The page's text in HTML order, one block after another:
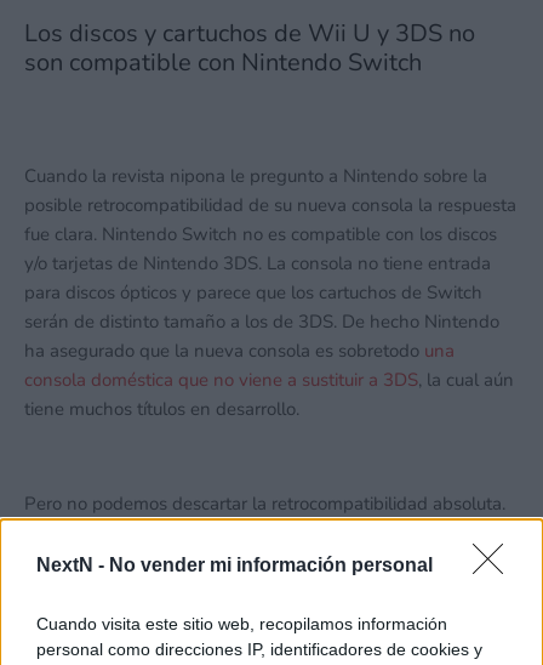
NextN - No vender mi información personal
Cuando visita este sitio web, recopilamos información
personal como direcciones IP, identificadores de cookies y
Los discos y cartuchos de Wii U y 3DS no
son compatible con Nintendo Switch
Cuando la revista nipona le pregunto a Nintendo sobre la
posible retrocompatibilidad de su nueva consola la respuesta
fue clara. Nintendo Switch no es compatible con los discos
y/o tarjetas de Nintendo 3DS. La consola no tiene entrada
para discos ópticos y parece que los cartuchos de Switch
serán de distinto tamaño a los de 3DS. De hecho Nintendo
ha asegurado que la nueva consola es sobretodo una
consola doméstica que no viene a sustituir a 3DS, la cual aún
tiene muchos títulos en desarrollo.
Pero no podemos descartar la retrocompatibilidad absoluta.
manera digital tengan algún tipo de retrocompatibilidad. De
vuelo, pues esta posibilidad surge simplemente de que
Nintendo no ha confirmado ni desmentido nada al respecto.